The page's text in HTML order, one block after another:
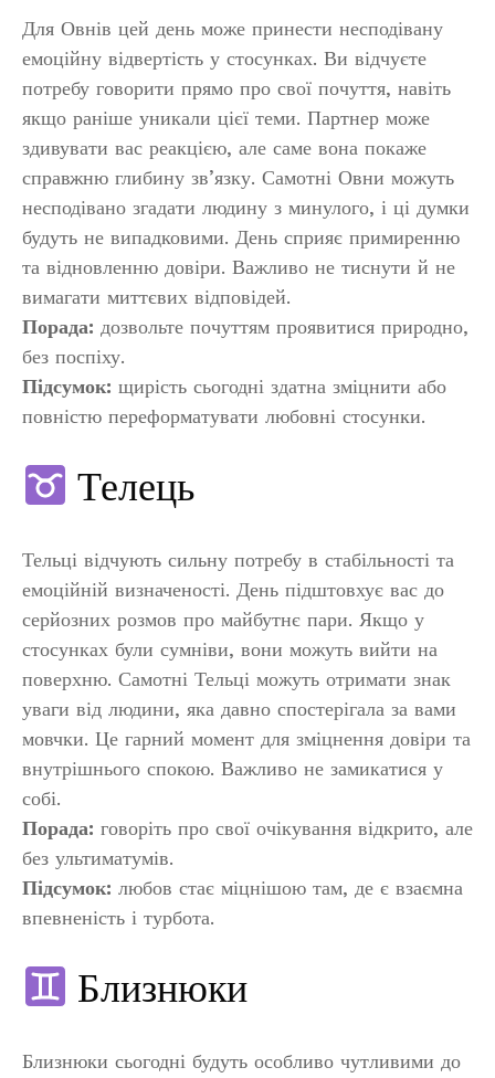
Для Овнів цей день може принести несподівану
емоційну відвертість у стосунках. Ви відчуєте
потребу говорити прямо про свої почуття, навіть
якщо раніше уникали цієї теми. Партнер може
здивувати вас реакцією, але саме вона покаже
справжню глибину зв’язку. Самотні Овни можуть
несподівано згадати людину з минулого, і ці думки
будуть не випадковими. День сприяє примиренню
та відновленню довіри. Важливо не тиснути й не
вимагати миттєвих відповідей.
Порада: дозвольте почуттям проявитися природно,
без поспіху.
Підсумок: щирість сьогодні здатна зміцнити або
повністю переформатувати любовні стосунки.
Телець
Тельці відчують сильну потребу в стабільності та
емоційній визначеності. День підштовхує вас до
серйозних розмов про майбутнє пари. Якщо у
стосунках були сумніви, вони можуть вийти на
поверхню. Самотні Тельці можуть отримати знак
уваги від людини, яка давно спостерігала за вами
мовчки. Це гарний момент для зміцнення довіри та
внутрішнього спокою. Важливо не замикатися у
собі.
Порада: говоріть про свої очікування відкрито, але
без ультиматумів.
Підсумок: любов стає міцнішою там, де є взаємна
впевненість і турбота.
Близнюки
Близнюки сьогодні будуть особливо чутливими до